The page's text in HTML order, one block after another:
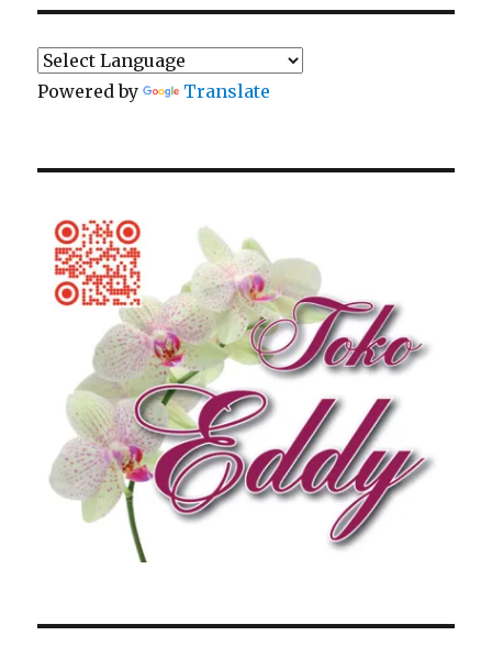
Powered by Translate